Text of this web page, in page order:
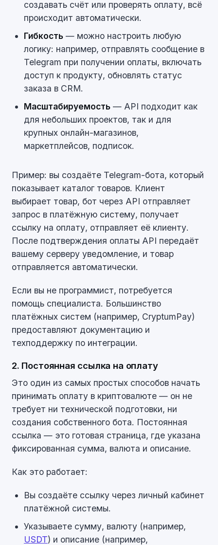
создавать счёт или проверять оплату, всё
происходит автоматически.
Гибкость — можно настроить любую
логику: например, отправлять сообщение в
Telegram при получении оплаты, включать
доступ к продукту, обновлять статус
заказа в CRM.
Масштабируемость — API подходит как
для небольших проектов, так и для
крупных онлайн-магазинов,
маркетплейсов, подписок.
Пример: вы создаёте Telegram-бота, который
показывает каталог товаров. Клиент
выбирает товар, бот через API отправляет
запрос в платёжную систему, получает
ссылку на оплату, отправляет её клиенту.
После подтверждения оплаты API передаёт
вашему серверу уведомление, и товар
отправляется автоматически.
Если вы не программист, потребуется
помощь специалиста. Большинство
платёжных систем (например, CryptumPay)
предоставляют документацию и
техподдержку по интеграции.
2. Постоянная ссылка на оплату
Это один из самых простых способов начать
принимать оплату в криптовалюте — он не
требует ни технической подготовки, ни
создания собственного бота. Постоянная
ссылка — это готовая страница, где указана
фиксированная сумма, валюта и описание.
Как это работает:
Вы создаёте ссылку через личный кабинет
платёжной системы.
Указываете сумму, валюту (например,
USDT) и описание (например,